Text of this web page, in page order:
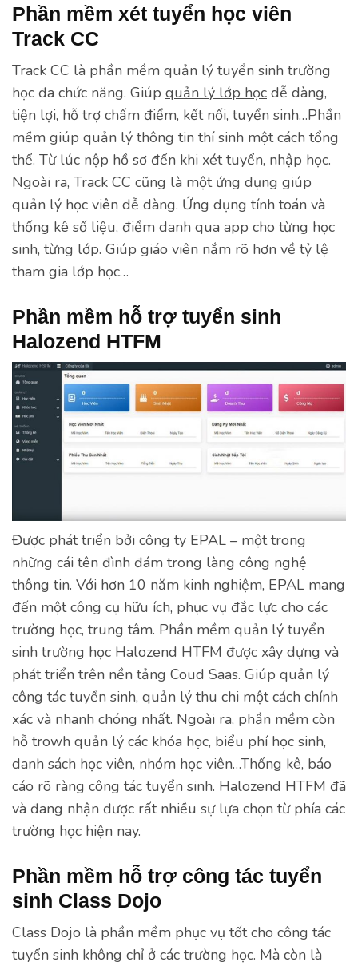
Phần mềm xét tuyển học viên
Track CC
Track CC là phần mềm quản lý tuyển sinh trường
học đa chức năng. Giúp quản lý lớp học dễ dàng,
tiện lợi, hỗ trợ chấm điểm, kết nối, tuyển sinh…Phần
mềm giúp quản lý thông tin thí sinh một cách tổng
thể. Từ lúc nộp hồ sơ đến khi xét tuyển, nhập học.
Ngoài ra, Track CC cũng là một ứng dụng giúp
quản lý học viên dễ dàng. Ứng dụng tính toán và
thống kê số liệu, điểm danh qua app cho từng học
sinh, từng lớp. Giúp giáo viên nắm rõ hơn về tỷ lệ
tham gia lớp học…
Phần mềm hỗ trợ tuyển sinh
Halozend HTFM
Được phát triển bởi công ty EPAL – một trong
những cái tên đình đám trong làng công nghệ
thông tin. Với hơn 10 năm kinh nghiệm, EPAL mang
đến một công cụ hữu ích, phục vụ đắc lực cho các
trường học, trung tâm. Phần mềm quản lý tuyển
sinh trường học Halozend HTFM được xây dựng và
phát triển trên nền tảng Coud Saas. Giúp quản lý
công tác tuyển sinh, quản lý thu chi một cách chính
xác và nhanh chóng nhất. Ngoài ra, phần mềm còn
hỗ trowh quản lý các khóa học, biểu phí học sinh,
danh sách học viên, nhóm học viên…Thống kê, báo
cáo rõ ràng công tác tuyển sinh. Halozend HTFM đã
và đang nhận được rất nhiều sự lựa chọn từ phía các
trường học hiện nay.
Phần mềm hỗ trợ công tác tuyển
sinh Class Dojo
Class Dojo là phần mềm phục vụ tốt cho công tác
tuyển sinh không chỉ ở các trường học. Mà còn là